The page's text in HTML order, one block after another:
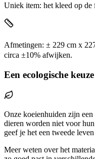
Uniek item: het kleed op de
Afmetingen: ± 229 cm x
circa ±10% afwijken.
Een ecologische keuze
Onze koeienhuiden zijn
dieren worden niet voor
geef je het een tweede
Meer weten over het